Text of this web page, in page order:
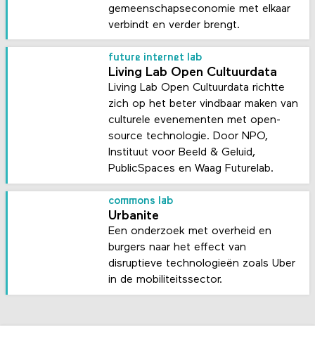
gemeenschapseconomie met elkaar
verbindt en verder brengt.
future internet lab
Living Lab Open Cultuurdata
Living Lab Open Cultuurdata richtte
zich op het beter vindbaar maken van
culturele evenementen met open-
source technologie. Door NPO,
Instituut voor Beeld & Geluid,
PublicSpaces en Waag Futurelab.
commons lab
Urbanite
Een onderzoek met overheid en
burgers naar het effect van
disruptieve technologieën zoals Uber
in de mobiliteitssector.